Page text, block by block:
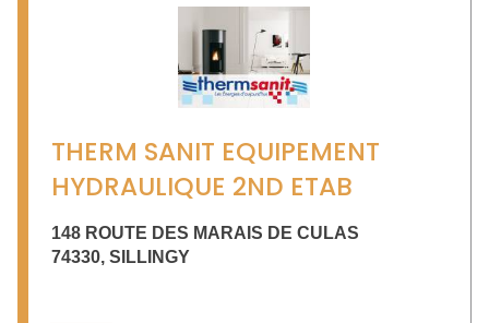
THERM SANIT EQUIPEMENT
HYDRAULIQUE 2ND ETAB
148 ROUTE DES MARAIS DE CULAS
74330, SILLINGY